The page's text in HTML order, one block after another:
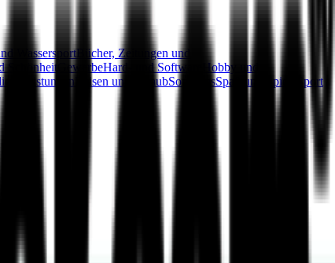
Wassersport Bücher, Zeitungen und
Schönheit GewerbeHard- und Software
Hobby und
Reisen und UrlaubSonstigesSpaß und Spiele
Sport